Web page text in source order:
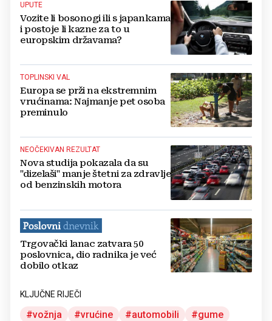
UPUTE
Vozite li bosonogi ili s japankama
i postoje li kazne za to u
europskim državama?
TOPLINSKI VAL
Europa se prži na ekstremnim
vrućinama: Najmanje pet osoba
preminulo
NEOČEKIVAN REZULTAT
Nova studija pokazala da su
"dizelaši" manje štetni za zdravlje
od benzinskih motora
Trgovački lanac zatvara 50
poslovnica, dio radnika je već
dobilo otkaz
KLJUČNE RIJEČI
vožnja vrućine automobili gume